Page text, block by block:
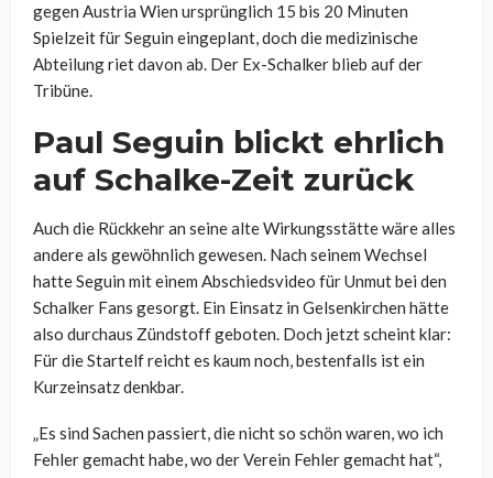
gegen Austria Wien ursprünglich 15 bis 20 Minuten
Spielzeit für Seguin eingeplant, doch die medizinische
Abteilung riet davon ab. Der Ex-Schalker blieb auf der
Tribüne.
Paul Seguin blickt ehrlich
auf Schalke-Zeit zurück
Auch die Rückkehr an seine alte Wirkungsstätte wäre alles
andere als gewöhnlich gewesen. Nach seinem Wechsel
hatte Seguin mit einem Abschiedsvideo für Unmut bei den
Schalker Fans gesorgt. Ein Einsatz in Gelsenkirchen hätte
also durchaus Zündstoff geboten. Doch jetzt scheint klar:
Für die Startelf reicht es kaum noch, bestenfalls ist ein
Kurzeinsatz denkbar.
„Es sind Sachen passiert, die nicht so schön waren, wo ich
Fehler gemacht habe, wo der Verein Fehler gemacht hat“,